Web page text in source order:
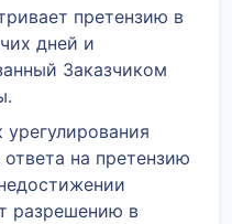
претензию в
дней и
Заказчиком
на претензию
разрешению в